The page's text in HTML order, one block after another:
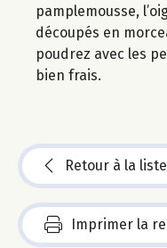
pamplemousse,
découpés en
poudrez avec les
bien frais.
Retour à la liste
Imprimer la